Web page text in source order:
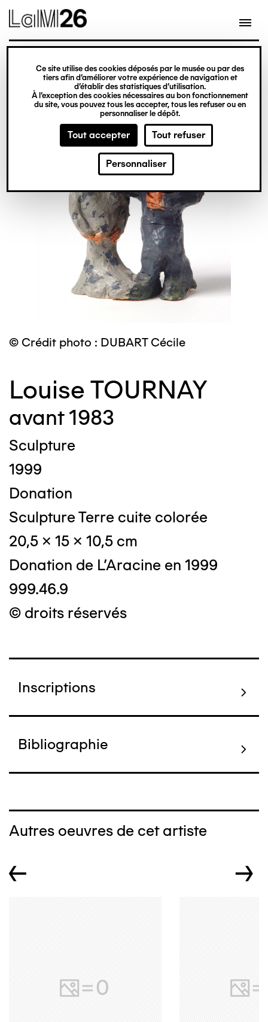
Gestion des cookies
Ce site utilise des cookies déposés par le musée ou par des
tiers afin d’améliorer votre expérience de navigation et
d’établir des statistiques d’utilisation.
À l’exception des cookies nécessaires au bon fonctionnement
du site, vous pouvez tous les accepter, tous les refuser ou en
personnaliser le dépôt.
Tout accepter Tout refuser
Personnaliser
contenu
© Crédit photo : DUBART Cécile
Louise TOURNAY
avant 1983
Sculpture
1999
Donation
Sculpture Terre cuite colorée
20,5 x 15 x 10,5 cm
Donation de L'Aracine en 1999
999.46.9
© droits réservés
Inscriptions
Bibliographie
Autres oeuvres de cet artiste
← →